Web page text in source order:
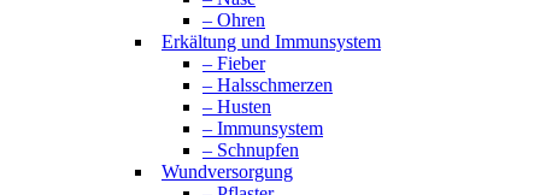
– Ohren
Erkältung und Immunsystem
– Fieber
– Halsschmerzen
– Husten
– Immunsystem
– Schnupfen
Wundversorgung